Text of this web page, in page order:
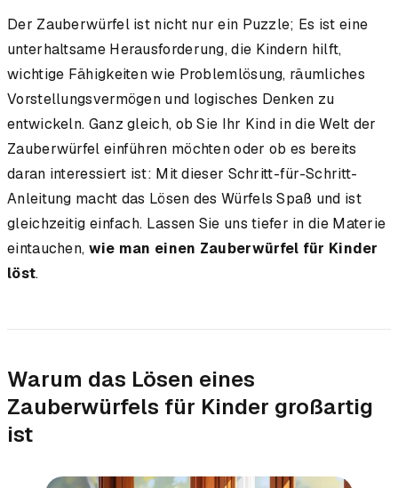
Der Zauberwürfel ist nicht nur ein Puzzle; Es ist eine
unterhaltsame Herausforderung, die Kindern hilft,
wichtige Fähigkeiten wie Problemlösung, räumliches
Vorstellungsvermögen und logisches Denken zu
entwickeln. Ganz gleich, ob Sie Ihr Kind in die Welt der
Zauberwürfel einführen möchten oder ob es bereits
daran interessiert ist: Mit dieser Schritt-für-Schritt-
Anleitung macht das Lösen des Würfels Spaß und ist
gleichzeitig einfach. Lassen Sie uns tiefer in die Materie
eintauchen, wie man einen Zauberwürfel für Kinder
löst.
Warum das Lösen eines
Zauberwürfels für Kinder großartig
ist